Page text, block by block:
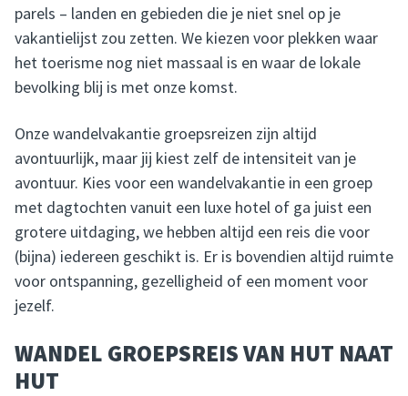
parels – landen en gebieden die je niet snel op je
vakantielijst zou zetten. We kiezen voor plekken waar
het toerisme nog niet massaal is en waar de lokale
bevolking blij is met onze komst.
Onze wandelvakantie groepsreizen zijn altijd
avontuurlijk, maar jij kiest zelf de intensiteit van je
avontuur. Kies voor een wandelvakantie in een groep
met dagtochten vanuit een luxe hotel of ga juist een
grotere uitdaging, we hebben altijd een reis die voor
(bijna) iedereen geschikt is. Er is bovendien altijd ruimte
voor ontspanning, gezelligheid of een moment voor
jezelf.
WANDEL GROEPSREIS VAN HUT NAAT
HUT